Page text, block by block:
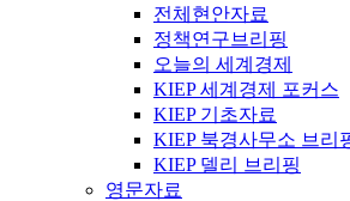
전체현안자료
정책연구브리핑
오늘의 세계경제
KIEP 세계경제 포커스
KIEP 기초자료
KIEP 북경사무소 브리
KIEP 델리 브리핑
영문자료